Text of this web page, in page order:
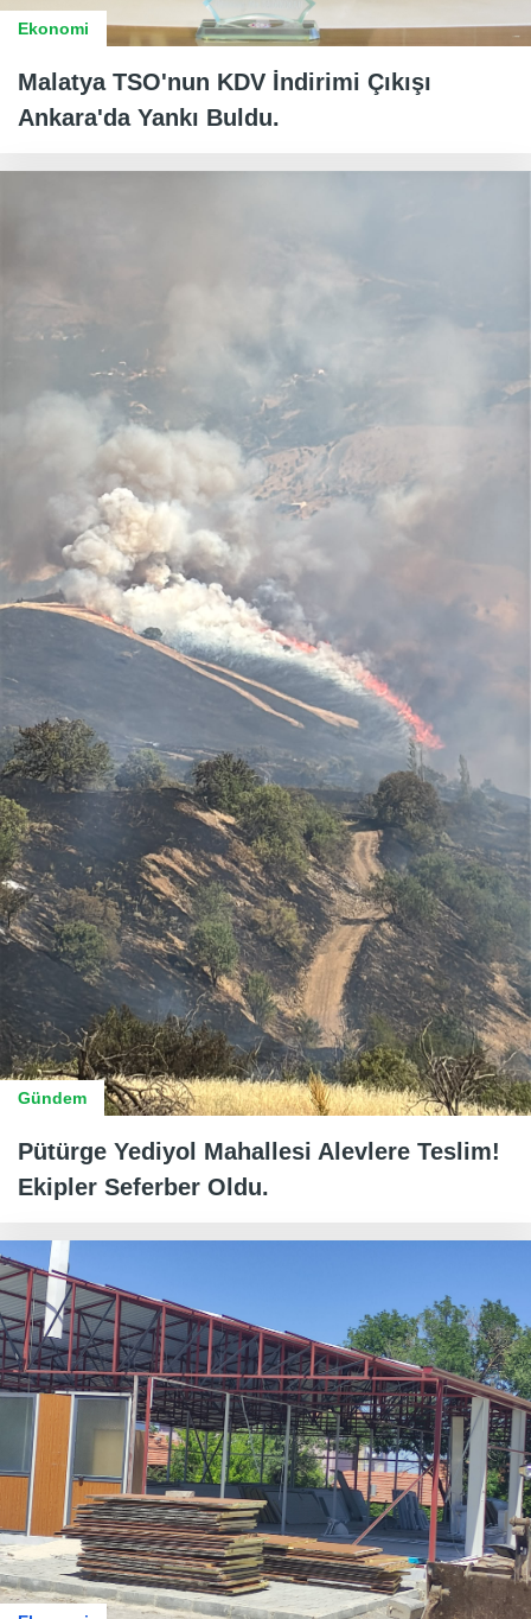
Ekonomi
Malatya TSO'nun KDV İndirimi Çıkışı
Ankara'da Yankı Buldu.
Gündem
Pütürge Yediyol Mahallesi Alevlere Teslim!
Ekipler Seferber Oldu.